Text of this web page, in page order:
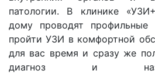
патологии. В клинике
дому проводят
пройти УЗИ в комфортной
для вас время и сразу же
диагноз и